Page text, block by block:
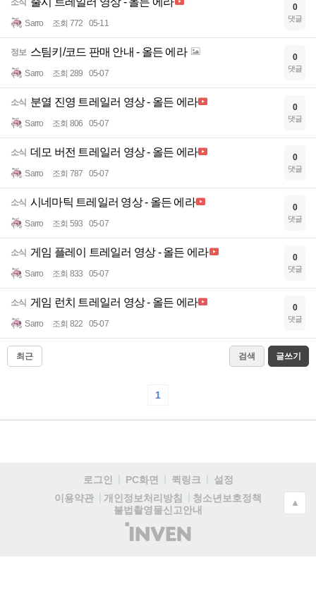
소식
Sarro 조회 772 05-11
0
댓글
정보 스팀키/코드 판매 안내 - 올든 에라
Sarro 조회 289 05-07
0
댓글
소식 분열 진영 트레일러 영상 - 올든 에라
Sarro 조회 806 05-07
0
댓글
소식 데모 버전 트레일러 영상 - 올든 에라
Sarro 조회 787 05-07
0
댓글
소식 시네마틱 트레일러 영상 - 올든 에라
Sarro 조회 593 05-07
0
댓글
소식 게임 플레이 트레일러 영상 - 올든 에라
Sarro 조회 833 05-07
0
댓글
소식 게임 런치 트레일러 영상 - 올든 에라
Sarro 조회 822 05-07
0
댓글
최근 검색 글쓰기
1
로그인 PC화면 퀵링크
설정
이용약관
개인정보처리방침
청소년보호정책
불법촬영물신고안내
(주)
인
▲